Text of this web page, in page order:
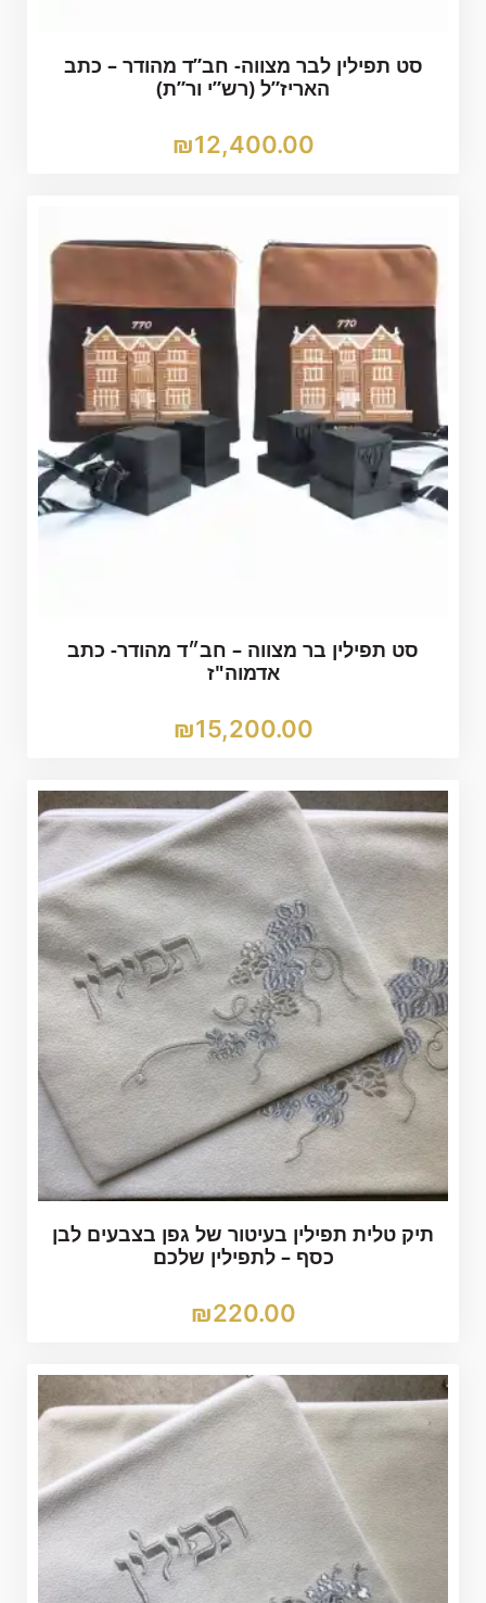
סט תפילין לבר מצווה- חב”ד מהודר – כתב
האריז”ל (רש”י ור”ת)
₪12,400.00
סט תפילין בר מצווה – חב״ד מהודר- כתב
אדמוה"ז
₪15,200.00
תיק טלית תפילין בעיטור של גפן בצבעים לבן
כסף – לתפילין שלכם
₪220.00